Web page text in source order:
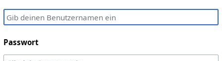
Passwort